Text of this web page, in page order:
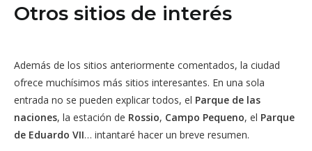
Otros sitios de interés
Además de los sitios anteriormente comentados, la ciudad
ofrece muchísimos más sitios interesantes. En una sola
entrada no se pueden explicar todos, el Parque de las
naciones, la estación de Rossio, Campo Pequeno, el Parque
de Eduardo VII… intantaré hacer un breve resumen.